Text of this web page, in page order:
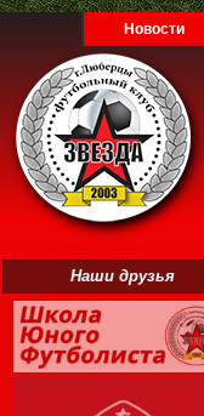
Новости
Наши друзья